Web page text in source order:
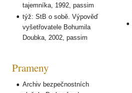
tajemníka, 1992, passim
týž: StB o sobě. Výpověď
vyšetřovatele Bohumila
Doubka, 2002, passim
Prameny
Archiv bezpečnostních